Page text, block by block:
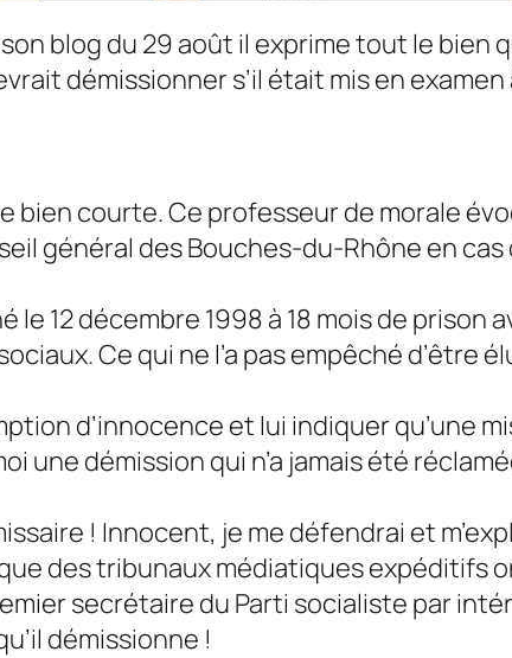
blog du 29 août il exprime tout le bien
démissionner s’il était mis en
bien courte. Ce professeur de morale
général des Bouches-du-Rhône en
le 12 décembre 1998 à 18 mois de prison
Ce qui ne l’a pas empêché d’être
d’innocence et lui indiquer qu’une
une démission qui n’a jamais été
! Innocent, je me défendrai et
des tribunaux médiatiques expéditifs
secrétaire du Parti socialiste par
démissionne !